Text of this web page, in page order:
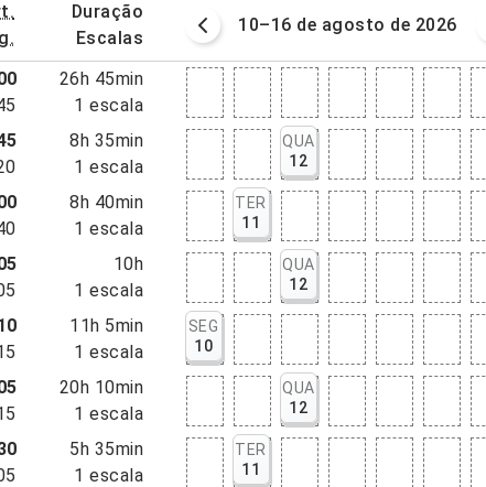
duração
escalas
de 2026 10–16 de agosto de 2026
26h 45min
1 escala
8h 35min
1 escala
QUA
12
8h 40min
1 escala
TER
11
10h
1 escala
QUA
12
11h 5min
1 escala
SEG
10
20h 10min
1 escala
QUA
12
5h 35min
1 escala
TER
11